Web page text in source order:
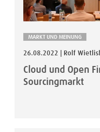
MARKT UND MEINUNG
26.08.2022 | Rolf
Cloud und Open
Sourcingmarkt